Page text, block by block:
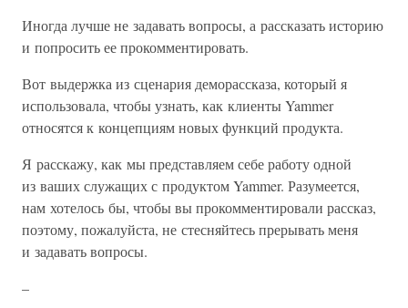
Иногда лучше не задавать вопросы, а рассказать историю
и попросить ее прокомментировать.
Вот выдержка из сценария деморассказа, который я
использовала, чтобы узнать, как клиенты Yammer
относятся к концепциям новых функций продукта.
Я расскажу, как мы представляем себе работу одной
из ваших служащих с продуктом Yammer. Разумеется,
нам хотелось бы, чтобы вы прокомментировали рассказ,
поэтому, пожалуйста, не стесняйтесь прерывать меня
и задавать вопросы.
–